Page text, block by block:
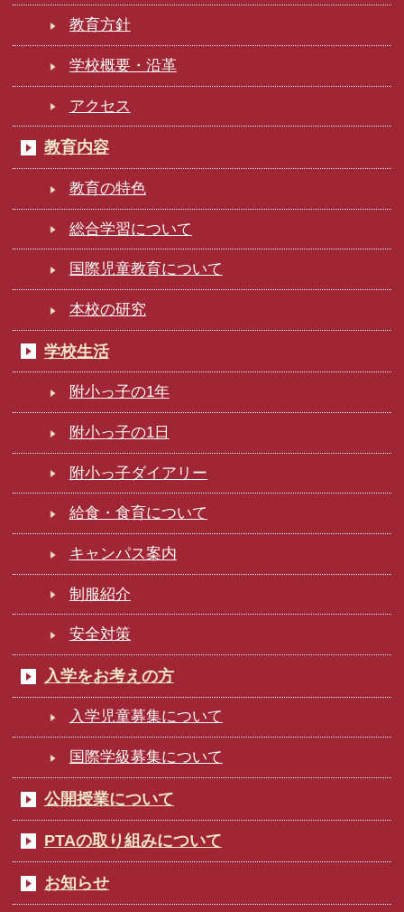
教育方針
学校概要・沿革
アクセス
教育内容
教育の特色
総合学習について
国際児童教育について
本校の研究
学校生活
附小っ子の1年
附小っ子の1日
附小っ子ダイアリー
給食・食育について
キャンパス案内
制服紹介
安全対策
入学をお考えの方
入学児童募集について
国際学級募集について
公開授業について
PTAの取り組みについて
お知らせ